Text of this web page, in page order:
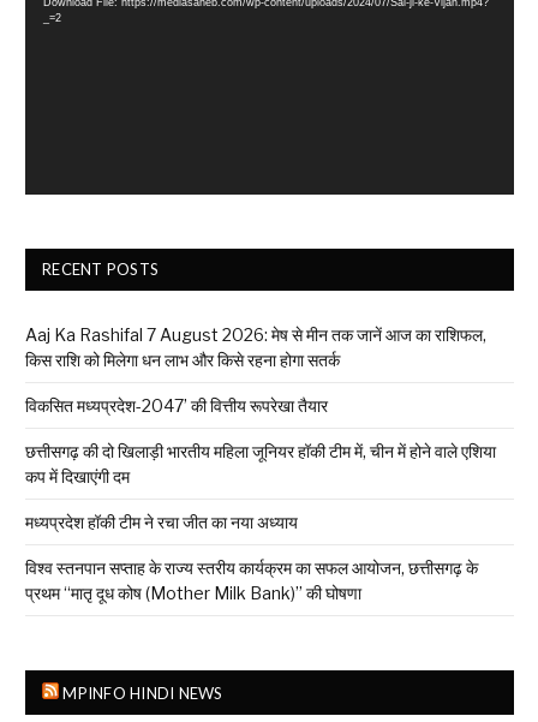
Download File: https://mediasaheb.com/wp-content/uploads/2024/07/Sai-ji-ke-Vijan.mp4?
_=2
RECENT POSTS
Aaj Ka Rashifal 7 August 2026: मेष से मीन तक जानें आज का राशिफल,
किस राशि को मिलेगा धन लाभ और किसे रहना होगा सतर्क
विकसित मध्यप्रदेश-2047’ की वित्तीय रूपरेखा तैयार
छत्तीसगढ़ की दो खिलाड़ी भारतीय महिला जूनियर हॉकी टीम में, चीन में होने वाले एशिया
कप में दिखाएंगी दम
मध्यप्रदेश हॉकी टीम ने रचा जीत का नया अध्याय
विश्व स्तनपान सप्ताह के राज्य स्तरीय कार्यक्रम का सफल आयोजन, छत्तीसगढ़ के
प्रथम “मातृ दूध कोष (Mother Milk Bank)” की घोषणा
MPINFO HINDI NEWS